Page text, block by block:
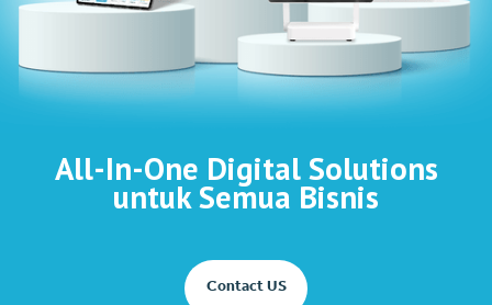
All-In-One Digital Solutions
untuk Semua Bisnis
Contact US